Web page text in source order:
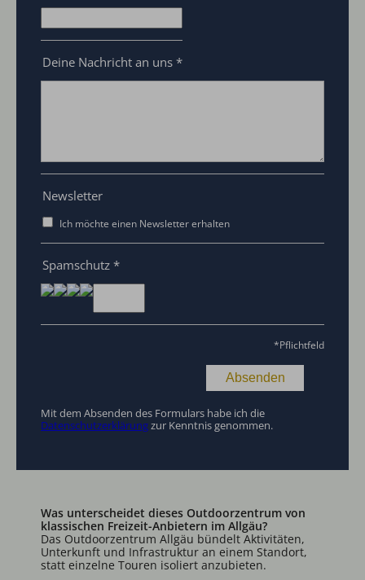
Deine Nachricht an uns*
Newsletter
Ich möchte einen Newsletter erhalten
Spamschutz*
*Pflichtfeld
Mit dem Absenden des Formulars habe ich die
Datenschutzerklärungzur Kenntnis genommen.
Was unterscheidet dieses Outdoorzentrum von
klassischen Freizeit-Anbietern im Allgäu?
Das Outdoorzentrum Allgäu bündelt Aktivitäten,
Unterkunft und Infrastruktur an einem Standort,
statt einzelne Touren isoliert anzubieten.